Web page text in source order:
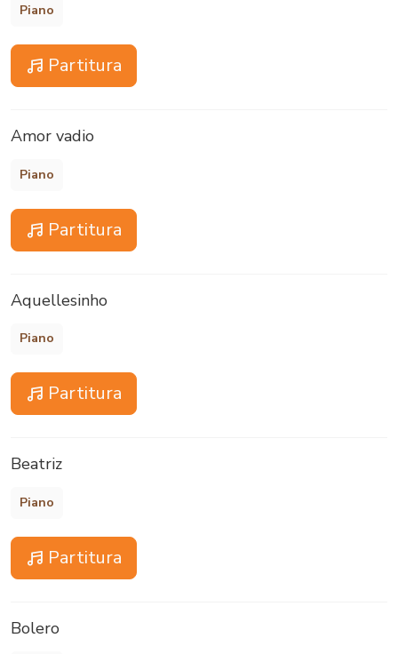
Piano
Partitura
Amor vadio
Piano
Partitura
Aquellesinho
Piano
Partitura
Beatriz
Piano
Partitura
Bolero